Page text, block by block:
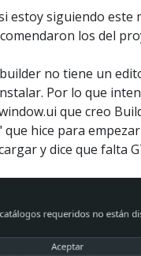
estoy siguiendo este
los del
no tiene un
Por lo que
que creo
hice para
y dice que falta